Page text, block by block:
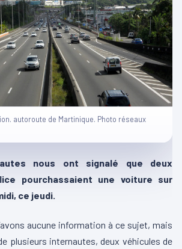
autoroute de Martinique. Photo réseaux
nous ont signalé que deux
pourchassaient une voiture sur
ce jeudi.
aucune information à ce sujet, mais
plusieurs internautes, deux véhicules de